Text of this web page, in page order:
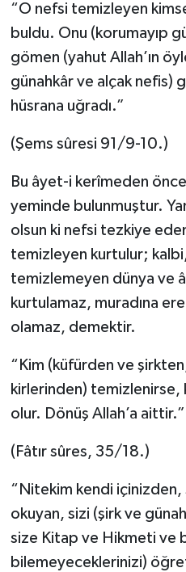
“O nefsi temizleyen
buldu. Onu (korumayıp
gömen (yahut Allah’ın
günahkâr ve alçak nefis)
hüsrana uğradı.”
(Şems sûresi 91/9-10.)
Bu âyet-i kerîmeden
yeminde bulunmuştur.
olsun ki nefsi tezkiye
temizleyen kurtulur;
temizlemeyen dünya ve
kurtulamaz, muradına
olamaz, demektir.
“Kim (küfürden ve
kirlerinden) temizlenirse,
olur. Dönüş Allah’a aittir.”
(Fâtır sûres, 35/18.)
“Nitekim kendi
okuyan, sizi (şirk ve
size Kitap ve Hikmeti ve
bilemeyeceklerinizi)